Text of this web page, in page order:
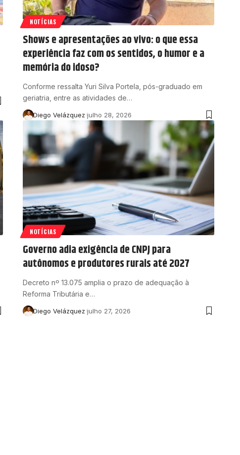
NOTÍCIAS
Shows e apresentações ao vivo: o que essa
experiência faz com os sentidos, o humor e a
memória do idoso?
Conforme ressalta Yuri Silva Portela, pós-graduado em
geriatria, entre as atividades de…
Diego Velázquez julho 28, 2026
NOTÍCIAS
Governo adia exigência de CNPJ para
autônomos e produtores rurais até 2027
Decreto nº 13.075 amplia o prazo de adequação à
Reforma Tributária e…
Diego Velázquez julho 27, 2026